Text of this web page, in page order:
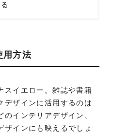
用方法
スイエロー。雑誌や書籍
デザインに活用するのは
のインテリアデザイン、
ザインにも映えるでしょ